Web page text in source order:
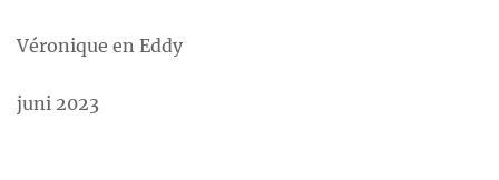
Véronique en Eddy
juni 2023